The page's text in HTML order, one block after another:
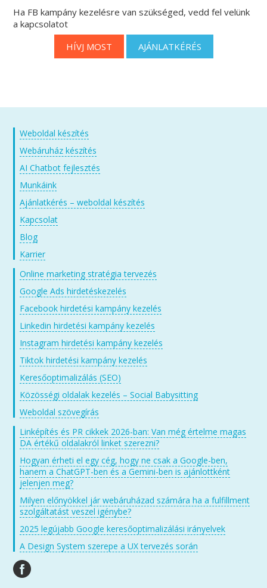
Ha FB kampány kezelésre van szükséged, vedd fel velünk
a kapcsolatot
HÍVJ MOST
AJÁNLATKÉRÉS
Weboldal készítés
Webáruház készítés
AI Chatbot fejlesztés
Munkáink
Ajánlatkérés – weboldal készítés
Kapcsolat
Blog
Karrier
Online marketing stratégia tervezés
Google Ads hirdetéskezelés
Facebook hirdetési kampány kezelés
Linkedin hirdetési kampány kezelés
Instagram hirdetési kampány kezelés
Tiktok hirdetési kampány kezelés
Keresőoptimalizálás (SEO)
Közösségi oldalak kezelés – Social Babysitting
Weboldal szövegírás
Linképítés és PR cikkek 2026-ban: Van még értelme magas
DA értékű oldalakról linket szerezni?
Hogyan érheti el egy cég, hogy ne csak a Google-ben,
hanem a ChatGPT-ben és a Gemini-ben is ajánlottként
jelenjen meg?
Milyen előnyökkel jár webáruházad számára ha a fulfillment
szolgáltatást veszel igénybe?
2025 legújabb Google keresőoptimalizálási irányelvek
A Design System szerepe a UX tervezés során